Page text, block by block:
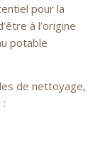
pour la
à l’origine
potable
de nettoyage,